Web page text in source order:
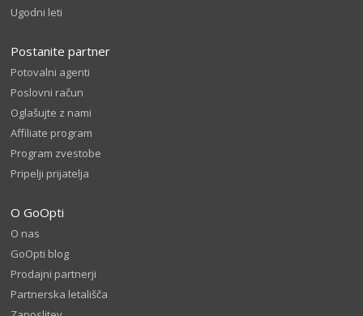
Ugodni leti
Postanite partner
Potovalni agenti
Poslovni račun
Oglašujte z nami
Affiliate program
Program zvestobe
Pripelji prijatelja
O GoOpti
O nas
GoOpti blog
Prodajni partnerji
Partnerska letališča